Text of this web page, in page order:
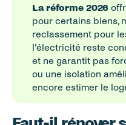
La réforme 2026
pour certains biens,
reclassement pour
l’électricité reste
et ne garantit pas
ou une isolation
encore estimer le